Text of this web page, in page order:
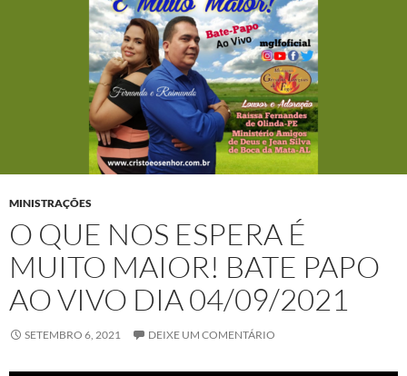
p
p
er m
MINISTRAÇÕES
O QUE NOS ESPERA É
MUITO MAIOR! BATE PAPO
AO VIVO DIA 04/09/2021
SETEMBRO 6, 2021 DEIXE UM COMENTÁRIO